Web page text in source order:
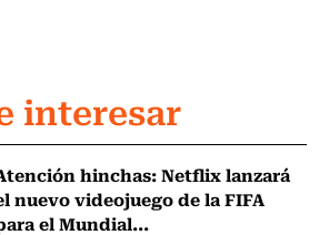
interesar
hinchas: Netflix lanzará
nuevo videojuego de la FIFA
el Mundial...